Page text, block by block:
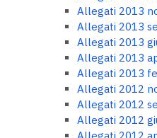
Allegati 2013
Allegati 2013
Allegati 2013
Allegati 2013
Allegati 2013
Allegati 2012
Allegati 2012
Allegati 2012